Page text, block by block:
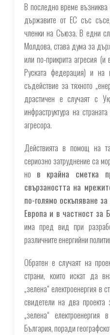
В последно време възниква
държавите от ЕС със
членки на Съюза. В едни
Молдова, става дума за
или по-прикрита агресия
Руската федерация) и на
съдействие за тяхното
драстичен е случаят с
инфраструктура на
агресора.
Действията в помощ на
сериозно затруднение са
но в крайна сметка
свързаността на
по-голямо оскъпяване
Европа и в частност за
има пред вид при
различните енергийни
Обратен е случаят на
страни, които искат да
„зелена“ електроенергия в
свидетели на два
„зелена“
България, поради